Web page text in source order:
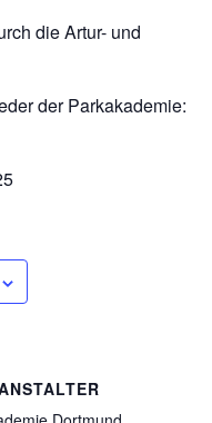
die Artur- und
der Parkakademie: